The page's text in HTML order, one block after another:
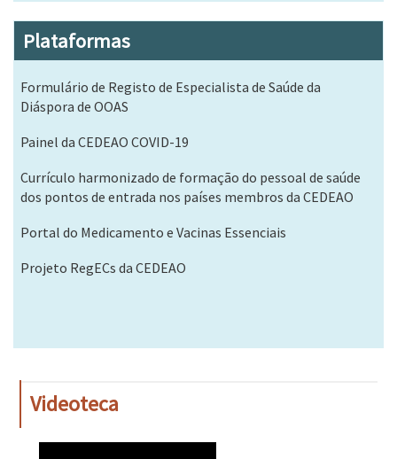
Plataformas
Formulário de Registo de Especialista de Saúde da
Diáspora de OOAS
Painel da CEDEAO COVID-19
Currículo harmonizado de formação do pessoal de saúde
dos pontos de entrada nos países membros da CEDEAO
Portal do Medicamento e Vacinas Essenciais
Projeto RegECs da CEDEAO
Videoteca